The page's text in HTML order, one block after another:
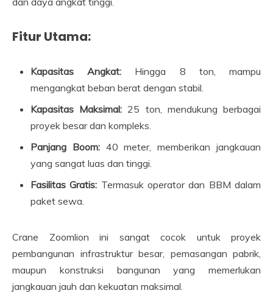
Fitur Utama:
Kapasitas Angkat: Hingga 8 ton, mampu
mengangkat beban berat dengan stabil.
Kapasitas Maksimal: 25 ton, mendukung berbagai
proyek besar dan kompleks.
Panjang Boom:40 meter, memberikan jangkauan
yang sangat luas dan tinggi.
Fasilitas Gratis: Termasuk operator dan BBM dalam
paket sewa.
Crane Zoomlion ini sangat cocok untuk proyek
pembangunan infrastruktur besar, pemasangan pabrik,
maupun konstruksi bangunan yang memerlukan
jangkauan jauh dan kekuatan maksimal.